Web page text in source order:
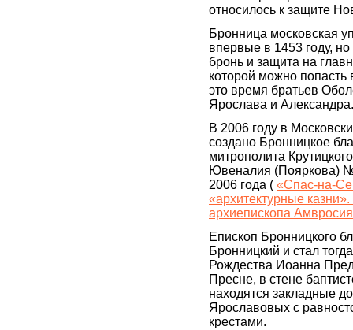
относилось к защите
Бронница московская
впервые в 1453 году,
бронь и защита на
которой можно попасть
это время братьев
Ярослава и Александра.
В 2006 году в
создано Бронницкое
митрополита
Ювеналия (Пояркова)
2006 года ( «Спас-на-
«архитектурные
архиепископа
Епископ Бронницкого
Бронницкий и стал
Рождества Иоанна
Пресне, в стене
находятся закладные
Ярославовых с
крестами.